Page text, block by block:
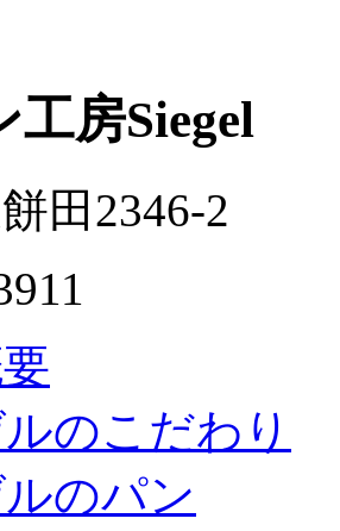
工房Siegel
田2346-2
のこだわり
のパン